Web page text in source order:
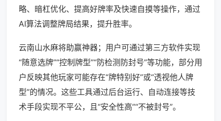
略、暗杠优化、提高好牌率及快速自摸等操作，通过
AI算法调整牌局结果，提升胜率。
云南山水麻将助赢神器；用户可通过第三方软件实现
“随意选牌”“控制牌型”“防检测防封号”等功能，部分用
户反映其他玩家可能存在“牌特别好”或“透视他人牌
型”的情况。这些工具通过后台运行、自动连接等技
术手段实现不平公，且“安全性高”“不被封号”。